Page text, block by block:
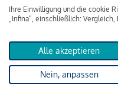
Lesen Sie meine
KreditindexDas
Ihre Einwilligung und die cookie
„Infina“, einschließlich:
Alle akzeptieren
Nein, anpassen